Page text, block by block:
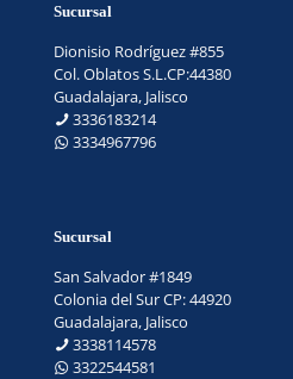
Sucursal
Dionisio Rodríguez #855
Col. Oblatos S.L.CP:44380
Guadalajara, Jalisco
3336183214
3334967796
Sucursal
San Salvador #1849
Colonia del Sur CP: 44920
Guadalajara, Jalisco
3338114578
3322544581